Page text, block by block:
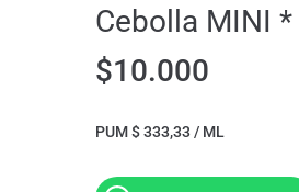
Cebolla MINI
$10.000
PUM $ 333,33 / ML